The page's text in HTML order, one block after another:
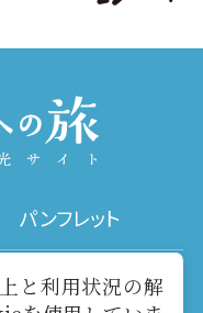
パンフレット
動画ギャラリー
と利用状況の解